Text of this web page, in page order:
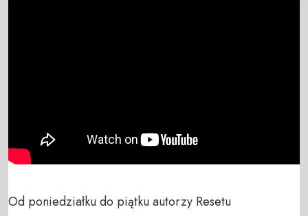
Od poniedziałku do piątku autorzy Resetu